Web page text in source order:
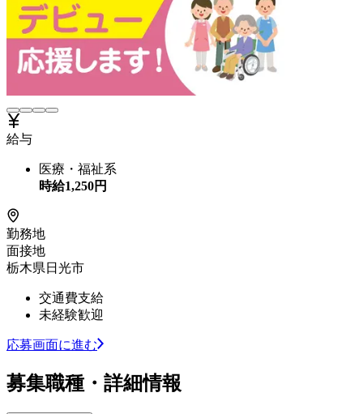
給与
医療・福祉系
時給1,250円
勤務地
面接地
栃木県日光市
交通費支給
未経験歓迎
応募画面に進む
募集職種・詳細情報